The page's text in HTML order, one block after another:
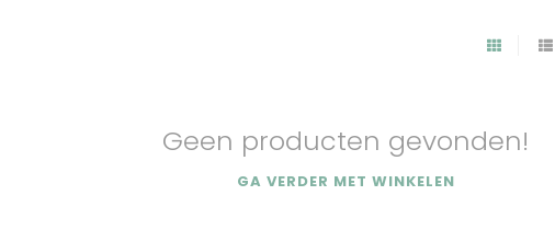
Geen producten gevonden!
GA VERDER MET WINKELEN